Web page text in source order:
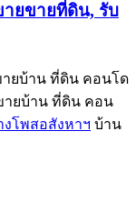
ยขายที่ดิน, รับ
ายบ้าน ที่ดิน คอนโด
ายบ้าน ที่ดิน คอน
งโพสอสังหาฯ บ้าน